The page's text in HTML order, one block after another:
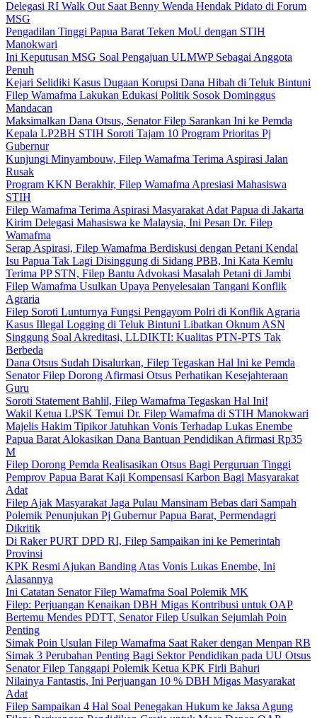
Delegasi RI Walk Out Saat Benny Wenda Hendak Pidato di Forum
MSG
Pengadilan Tinggi Papua Barat Teken MoU dengan STIH
Manokwari
Ini Keputusan MSG Soal Pengajuan ULMWP Sebagai Anggota
Penuh
Kejari Selidiki Kasus Dugaan Korupsi Dana Hibah di Teluk Bintuni
Filep Wamafma Lakukan Edukasi Politik Sosok Dominggus
Mandacan
Maksimalkan Dana Otsus, Senator Filep Sarankan Ini ke Pemda
Kepala LP2BH STIH Soroti Tajam 10 Program Prioritas Pj
Gubernur
Kunjungi Minyambouw, Filep Wamafma Terima Aspirasi Jalan
Rusak
Program KKN Berakhir, Filep Wamafma Apresiasi Mahasiswa
STIH
Filep Wamafma Terima Aspirasi Masyarakat Adat Papua di Jakarta
Kirim Delegasi Mahasiswa ke Malaysia, Ini Pesan Dr. Filep
Wamafma
Serap Aspirasi, Filep Wamafma Berdiskusi dengan Petani Kendal
Isu Papua Tak Lagi Disinggung di Sidang PBB, Ini Kata Kemlu
Terima PP STN, Filep Bantu Advokasi Masalah Petani di Jambi
Filep Wamafma Usulkan Upaya Penyelesaian Tangani Konflik
Agraria
Filep Soroti Lunturnya Fungsi Pengayom Polri di Konflik Agraria
Kasus Illegal Logging di Teluk Bintuni Libatkan Oknum ASN
Singgung Soal Akreditasi, LLDIKTI: Kualitas PTN-PTS Tak
Berbeda
Dana Otsus Sudah Disalurkan, Filep Tegaskan Hal Ini ke Pemda
Senator Filep Dorong Afirmasi Otsus Perhatikan Kesejahteraan
Guru
Soroti Statement Bahlil, Filep Wamafma Tegaskan Hal Ini!
Wakil Ketua LPSK Temui Dr. Filep Wamafma di STIH Manokwari
Majelis Hakim Tipikor Jatuhkan Vonis Terhadap Lukas Enembe
Papua Barat Alokasikan Dana Bantuan Pendidikan Afirmasi Rp35
M
Filep Dorong Pemda Realisasikan Otsus Bagi Perguruan Tinggi
Pemprov Papua Barat Kaji Kompensasi Karbon Bagi Masyarakat
Adat
Filep Ajak Masyarakat Jaga Pulau Mansinam Bebas dari Sampah
Polemik Penunjukan Pj Gubernur Papua Barat, Permendagri
Dikritik
Di Raker PURT DPD RI, Filep Sampaikan ini ke Pemerintah
Provinsi
KPK Resmi Ajukan Banding Atas Vonis Lukas Enembe, Ini
Alasannya
Ini Catatan Senator Filep Wamafma Soal Polemik MK
Filep: Perjuangan Kenaikan DBH Migas Kontribusi untuk OAP
Bertemu Mendes PDTT, Senator Filep Usulkan Sejumlah Poin
Penting
Simak Poin Usulan Filep Wamafma Saat Raker dengan Menpan RB
Simak 3 Perubahan Penting Bagi Sektor Pendidikan pada UU Otsus
Senator Filep Tanggapi Polemik Ketua KPK Firli Bahuri
Nilainya Fantastis, Ini Perjuangan 10 % DBH Migas Masyarakat
Adat
Filep Sampaikan 4 Hal Soal Penegakan Hukum ke Jaksa Agung